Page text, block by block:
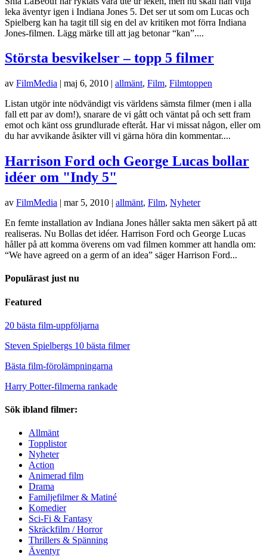
leka äventyr igen i Indiana Jones 5. Det ser ut som om Lucas och
Spielberg kan ha tagit till sig en del av kritiken mot förra Indiana
Jones-filmen. Lägg märke till att jag betonar “kan”....
Största besvikelser – topp 5 filmer
av FilmMedia | maj 6, 2010 | allmänt, Film, Filmtoppen
Listan utgör inte nödvändigt vis världens sämsta filmer (men i alla
fall ett par av dom!), snarare de vi gått och väntat på och sett fram
emot och känt oss grundlurade efteråt. Har vi missat någon, eller om
du har avvikande åsikter vill vi gärna höra din kommentar....
Harrison Ford och George Lucas bollar
idéer om "Indy 5"
av FilmMedia | mar 5, 2010 | allmänt, Film, Nyheter
En femte installation av Indiana Jones håller sakta men säkert på att
realiseras. Nu Bollas det idéer. Harrison Ford och George Lucas
håller på att komma överens om vad filmen kommer att handla om:
“We have agreed on a germ of an idea” säger Harrison Ford...
Populärast just nu
Featured
20 bästa film-uppföljarna
Steven Spielbergs 10 bästa filmer
Bästa film-förolämpningarna
Harry Potter-filmerna rankade
Sök ibland filmer:
Allmänt
Topplistor
Nyheter
Action
Animerad film
Drama
Familjefilmer & Matiné
Komedier
Sci-Fi & Fantasy
Skräckfilm / Horror
Thrillers & Spänning
Äventyr